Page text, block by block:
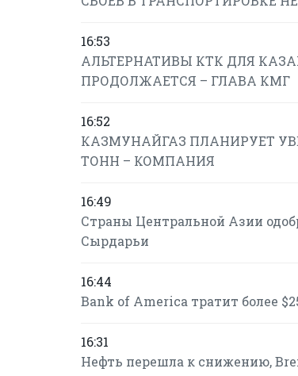
16:53
АЛЬТЕРНАТИВЫ КТК ДЛЯ
ПРОДОЛЖАЕТСЯ – ГЛАВА КМГ
16:52
КАЗМУНАЙГАЗ ПЛАНИРУЕТ
ТОНН – КОМПАНИЯ
16:49
Страны Центральной Азии
Сырдарьи
16:44
Bank of America тратит более
16:31
Нефть перешла к снижению,